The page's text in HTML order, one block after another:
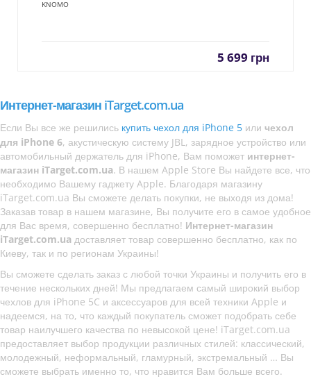
KNOMO
5 699 грн
Интернет-магазин iTarget.com.ua
Если Вы все же решились купить чехол для iPhone 5 или чехол
для iPhone 6, акустическую систему JBL, зарядное устройство или
автомобильный держатель для iPhone, Вам поможет интернет-
магазин iTarget.com.ua. В нашем Apple Store Вы найдете все, что
необходимо Вашему гаджету Apple. Благодаря магазину
iTarget.com.ua Вы сможете делать покупки, не выходя из дома!
Заказав товар в нашем магазине, Вы получите его в самое удобное
для Вас время, совершенно бесплатно! Интернет-магазин
iTarget.com.ua доставляет товар совершенно бесплатно, как по
Киеву, так и по регионам Украины!
Вы сможете сделать заказ с любой точки Украины и получить его в
течение нескольких дней! Мы предлагаем самый широкий выбор
чехлов для iPhone 5C и аксессуаров для всей техники Apple и
надеемся, на то, что каждый покупатель сможет подобрать себе
товар наилучшего качества по невысокой цене! iTarget.com.ua
предоставляет выбор продукции различных стилей: классический,
молодежный, неформальный, гламурный, экстремальный … Вы
сможете выбрать именно то, что нравится Вам больше всего.